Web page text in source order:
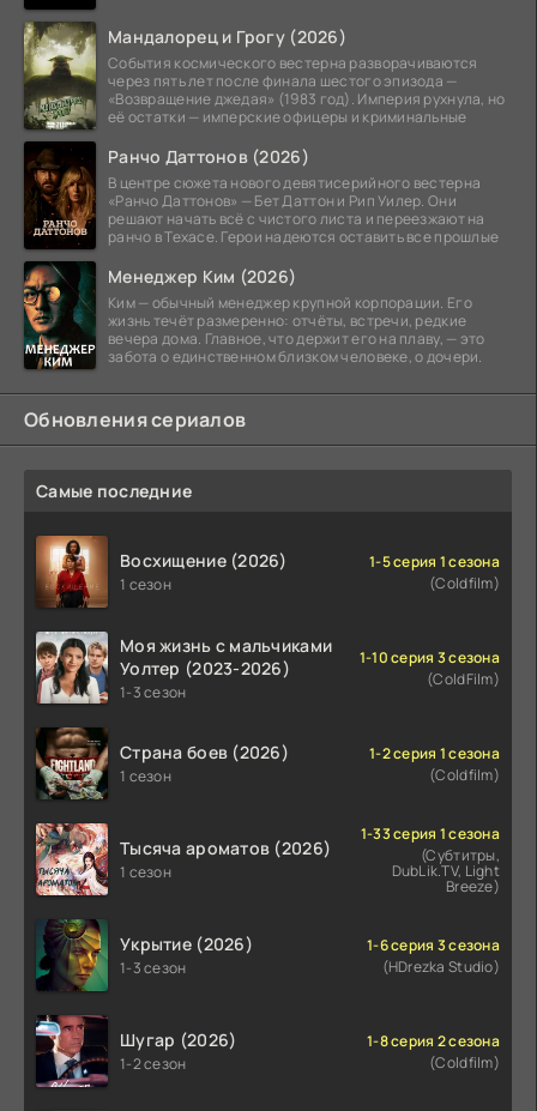
Мандалорец и Грогу (2026)
События космического вестерна разворачиваются
через пять лет после финала шестого эпизода —
«Возвращение джедая» (1983 год). Империя рухнула, но
её остатки — имперские офицеры и криминальные
Ранчо Даттонов (2026)
В центре сюжета нового девятисерийного вестерна
«Ранчо Даттонов» — Бет Даттон и Рип Уилер. Они
решают начать всё с чистого листа и переезжают на
ранчо в Техасе. Герои надеются оставить все прошлые
Менеджер Ким (2026)
Ким — обычный менеджер крупной корпорации. Его
жизнь течёт размеренно: отчёты, встречи, редкие
вечера дома. Главное, что держит его на плаву, — это
забота о единственном близком человеке, о дочери.
Обновления сериалов
Самые последние
Восхищение (2026)
1 сезон
1-5 серия 1 сезона
(Coldfilm)
Моя жизнь с мальчиками
Уолтер (2023-2026)
1-3 сезон
1-10 серия 3 сезона
(ColdFilm)
Страна боев (2026)
1 сезон
1-2 серия 1 сезона
(Coldfilm)
Тысяча ароматов (2026)
1 сезон
1-33 серия 1 сезона
(Субтитры,
DubLik.TV, Light
Breeze)
Укрытие (2026)
1-3 сезон
1-6 серия 3 сезона
(HDrezka Studio)
Шугар (2026)
1-2 сезон
1-8 серия 2 сезона
(Coldfilm)